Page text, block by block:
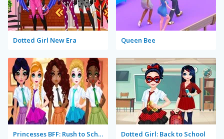
Dotted Girl New Era Queen Bee
Princesses BFF: Rush to School Dotted Girl: Back to School